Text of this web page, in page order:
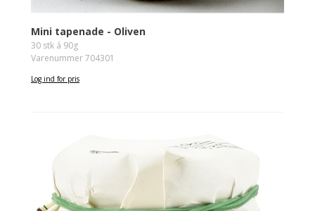
Mini tapenade - Oliven
30 stk á 90g
Varenummer 704301
Log ind for pris